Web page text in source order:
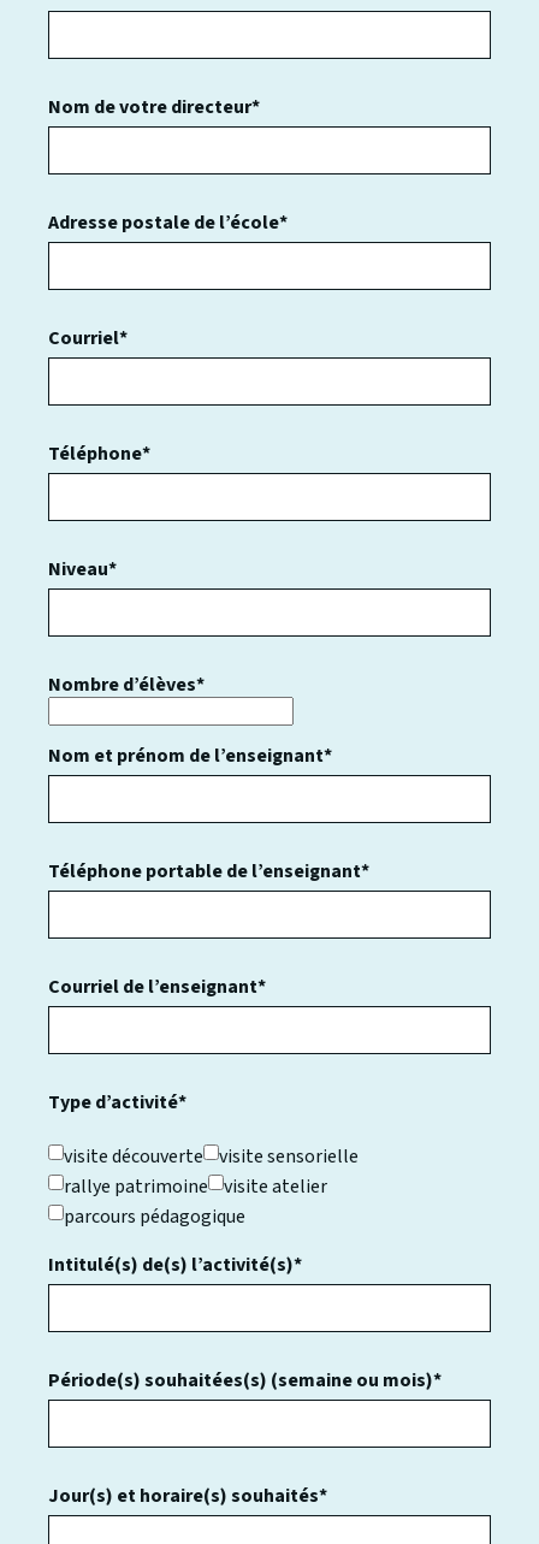
Nom de votre directeur*
Adresse postale de l’école*
Courriel*
Téléphone*
Niveau*
Nombre d’élèves*
Nom et prénom de l’enseignant*
Téléphone portable de l’enseignant*
Courriel de l’enseignant*
Type d’activité*
visite découverte
visite sensorielle
rallye patrimoine
visite atelier
parcours pédagogique
Intitulé(s) de(s) l’activité(s)*
Période(s) souhaitées(s) (semaine ou mois)*
Jour(s) et horaire(s) souhaités*